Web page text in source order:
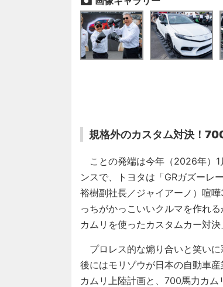
規格外のカスタム対決！
ことの発端は今年（2026年）1
ンスで、トヨタは「GRガズーレ
裕樹副社長／ジャイアーノ）喧
っちがかっこいいクルマを作れ
カムリを使ったカスタムカー対
プロレス的な煽り合いと笑い
後にはモリゾウが日本の自動車
カムリ上陸計画と、700馬力カ